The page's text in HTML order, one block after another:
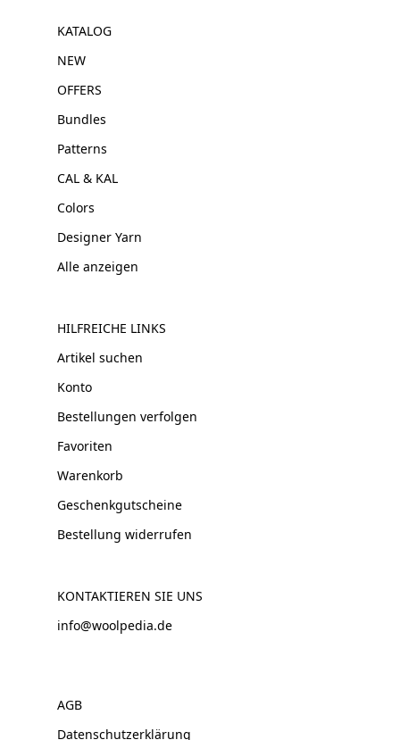
KATALOG
NEW
OFFERS
Bundles
Patterns
CAL & KAL
Colors
Designer Yarn
Alle anzeigen
HILFREICHE LINKS
Artikel suchen
Konto
Bestellungen verfolgen
Favoriten
Warenkorb
Geschenkgutscheine
Bestellung widerrufen
KONTAKTIEREN SIE UNS
info@woolpedia.de
AGB
Datenschutzerklärung